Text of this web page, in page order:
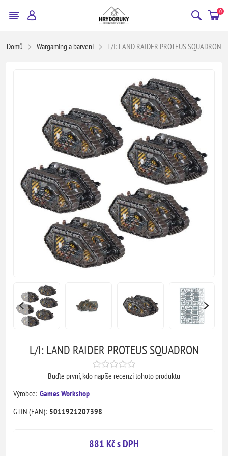
0
Domů Wargaming a barvení L/I: LAND RAIDER PROTEUS SQUADRON
L/I: LAND RAIDER PROTEUS SQUADRON
Buďte první, kdo napíše recenzi tohoto produktu
Výrobce: Games Workshop
GTIN (EAN): 5011921207398
881 Kč s DPH